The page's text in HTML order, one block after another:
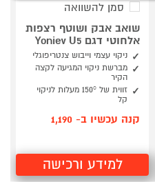
סמן להשוואה
שואב אבק ושוטף רצפות
אלחוטי דגם Yoniev U5
ניקוי עצמי וייבוש צנטריפוגלי
מברשת ניקוי המגיעה לקצה
הקיר
זווית של 150° מעלות לניקוי
קל
קנה עכשיו ב- 1,190
למידע ורכישה